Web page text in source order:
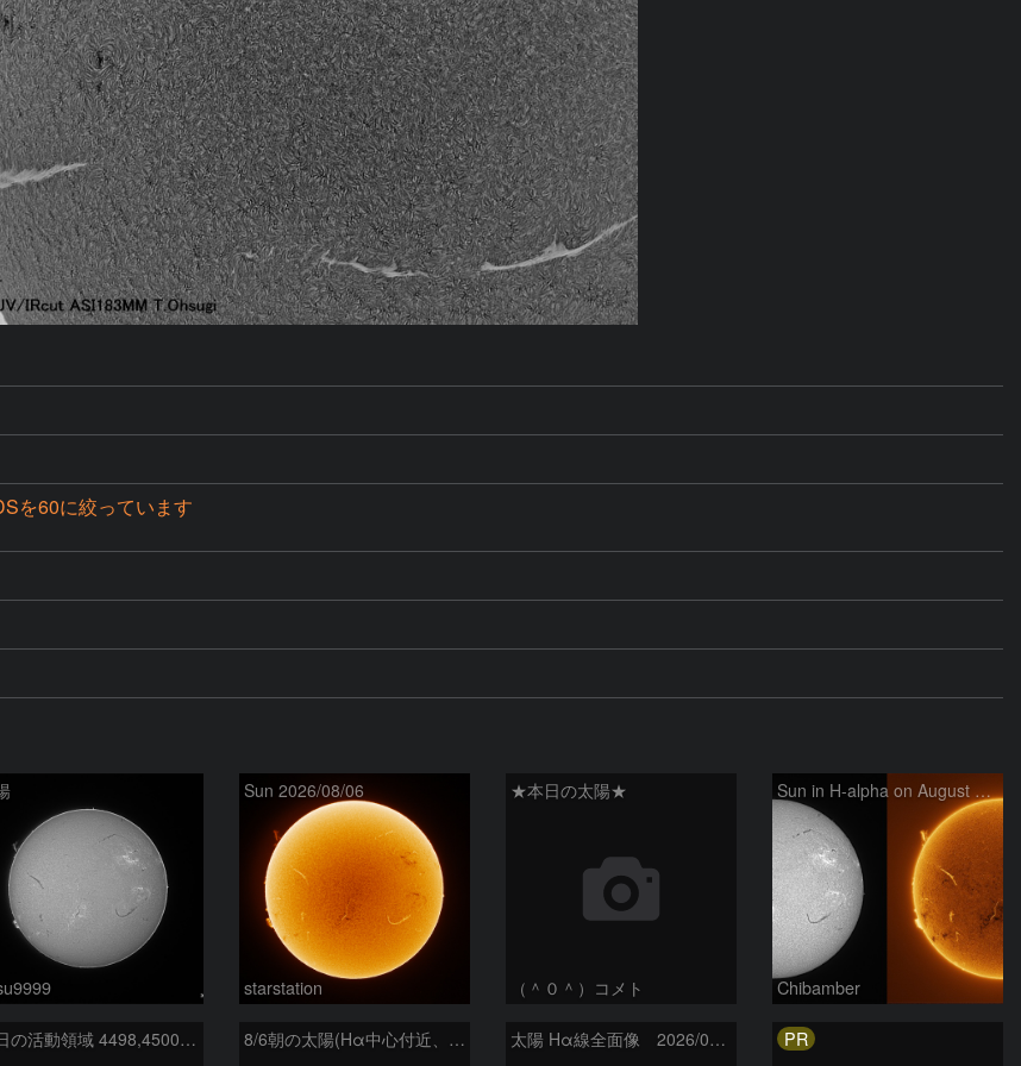
を60に絞っています
Sun 2026/08/06
starstation
★本日の太陽★
（＾０＾）コメト
Sun in H-alpha on August 6, 2026
Chibamber
昨日の活動領域 4498,4500：2026/08/05 8/6朝の太陽(Hα中心付近、4498、4502付近) 太陽 Hα線全面像 2026/08/06 PR